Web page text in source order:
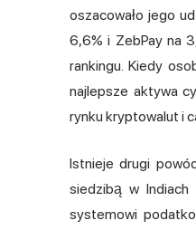
oszacowało jego
6,6% i ZebPay na
rankingu. Kiedy
najlepsze aktywa
rynku kryptowalut i
Istnieje drugi
siedzibą w Indiach
systemowi